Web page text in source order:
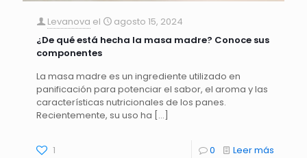
Levanova el
agosto 15, 2024
¿De qué está hecha la masa madre? Conoce sus
componentes
La masa madre es un ingrediente utilizado en
panificación para potenciar el sabor, el aroma y las
características nutricionales de los panes.
Recientemente, su uso ha […]
1 0 Leer más